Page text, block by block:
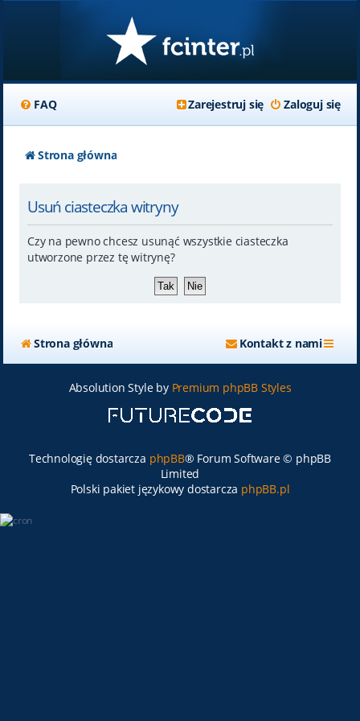
FAQ Zaloguj się
Zarejestruj się
Strona główna
Usuń ciasteczka witryny
Czy na pewno chcesz usunąć wszystkie ciasteczka
utworzone przez tę witrynę?
Strona główna Kontakt z nami
Absolution Style by Premium phpBB Styles
Technologię dostarcza phpBB® Forum Software © phpBB
Limited
Polski pakiet językowy dostarcza phpBB.pl